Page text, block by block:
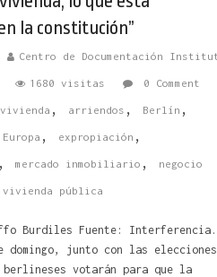
la constitución”
Centro de Documentación
1680 visitas 0 Comment
, arriendos , Berlín ,
Europa , expropiación ,
, mercado inmobiliario , negocio
vivienda pública
Burdiles Fuente:
domingo, junto con las elecciones
votarán para que la